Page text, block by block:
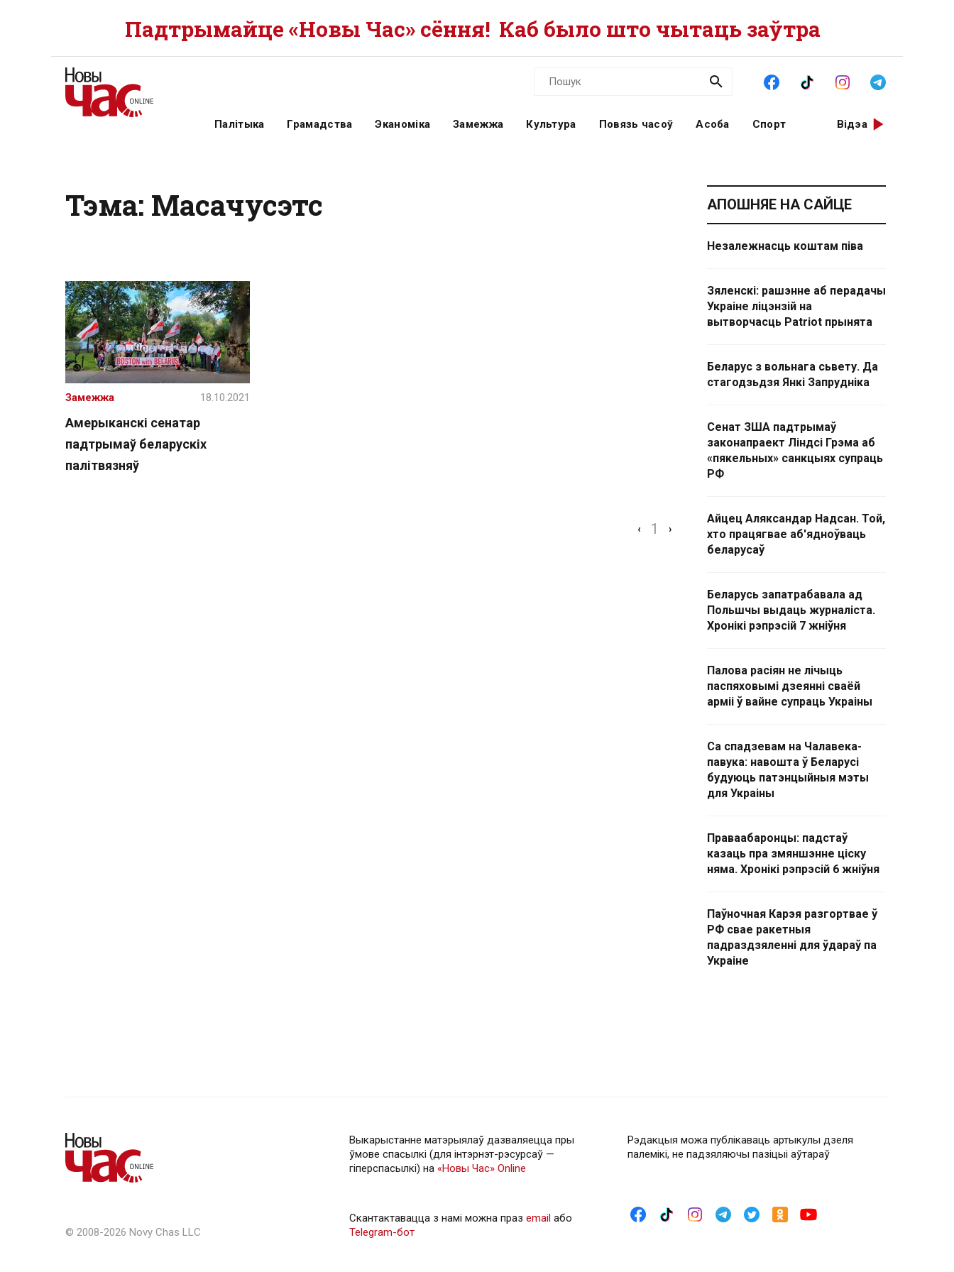
Падтрымайце «Новы Час» сёння! Каб было што чытаць заўтра
Палітыка Грамадства Эканоміка Замежжа Культура Повязь часоў Асоба Спорт Відэа
Тэма: Масачусэтс
Амерыканскі сенатар
падтрымаў беларускіх
палітвязняў
Замежжа 18.10.2021
‹ 1 ›
АПОШНЯЕ НА САЙЦЕ
Незалежнасць коштам піва
Зяленскі: рашэнне аб перадачы
Украіне ліцэнзій на
вытворчасць Patriot прынята
Беларус з вольнага сьвету. Да
стагодзьдзя Янкі Запрудніка
Сенат ЗША падтрымаў
законапраект Ліндсі Грэма аб
«пякельных» санкцыях супраць
РФ
Айцец Аляксандар Надсан. Той,
хто працягвае аб'ядноўваць
беларусаў
Беларусь запатрабавала ад
Польшчы выдаць журналіста.
Хронікі рэпрэсій 7 жніўня
Палова расіян не лічыць
паспяховымі дзеянні сваёй
арміі ў вайне супраць Украіны
Са спадзевам на Чалавека-
павука: навошта ў Беларусі
будуюць патэнцыйныя мэты
для Украіны
Праваабаронцы: падстаў
казаць пра змяншэнне ціску
няма. Хронікі рэпрэсій 6 жніўня
Паўночная Карэя разгортвае ў
РФ свае ракетныя
падраздзяленні для ўдараў па
Украіне
© 2008-2026 Novy Chas LLC
Выкарыстанне матэрыялаў дазваляецца пры
ўмове спасылкі (для інтэрнэт-рэсурсаў —
гiперспасылкi) на «Новы Час» Online
Скантактавацца з намі можна праз email або
Telegram-бот
Рэдакцыя можа публікаваць артыкулы дзеля
палемікі, не падзяляючы пазіцыі аўтараў